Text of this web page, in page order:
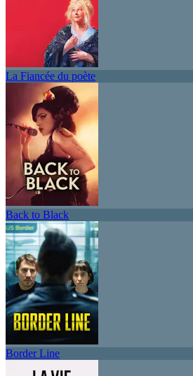
La Fiancée du poète
Back to Black
Border Line